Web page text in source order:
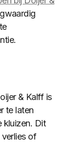
& Kalff is
te laten
kluizen. Dit
of